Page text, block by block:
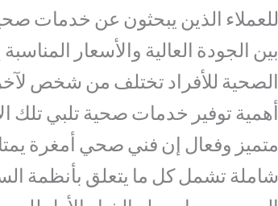
للعملاء الذين يبحثون عن خدمات
بين الجودة العالية والأسعار
الصحية للأفراد تختلف من شخص
أهمية توفير خدمات صحية تلبي تلك
متميز وفعال إن فني صحي أمغرة
شاملة تشمل كل ما يتعلق بأنظمة